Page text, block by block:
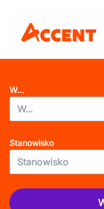
W...
Stanowisko